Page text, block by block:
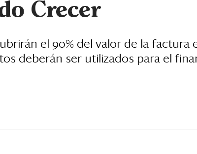
Crecer
el 90% del valor de la factura
deberán ser utilizados para el